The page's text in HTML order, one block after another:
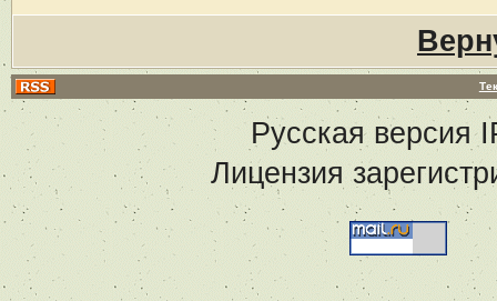
Русская версия
Лицензия